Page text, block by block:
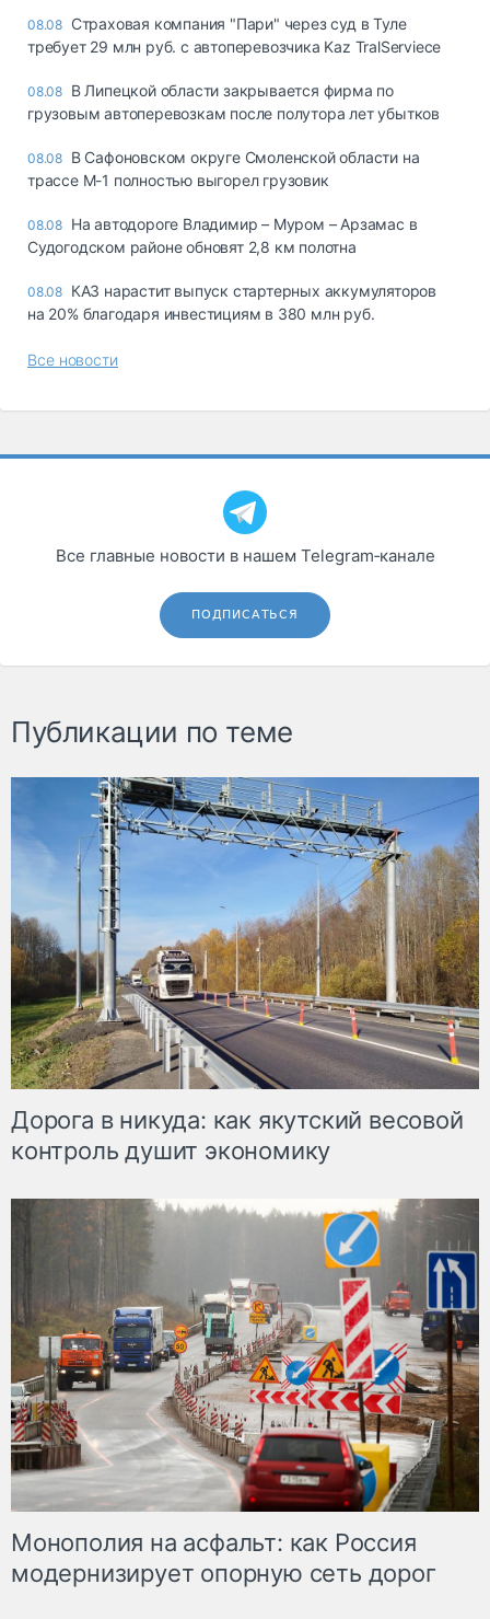
08.08 Страховая компания "Пари" через суд в Туле
требует 29 млн руб. с автоперевозчика Kaz TralServiece
08.08 В Липецкой области закрывается фирма по
грузовым автоперевозкам после полутора лет убытков
08.08 В Сафоновском округе Смоленской области на
трассе М-1 полностью выгорел грузовик
08.08 На автодороге Владимир – Муром – Арзамас в
Судогодском районе обновят 2,8 км полотна
08.08 КАЗ нарастит выпуск стартерных аккумуляторов
на 20% благодаря инвестициям в 380 млн руб.
Все новости
Все главные новости в нашем Telegram‑канале
ПОДПИСАТЬСЯ
Публикации по теме
Дорога в никуда: как якутский весовой
контроль душит экономику
Монополия на асфальт: как Россия
модернизирует опорную сеть дорог